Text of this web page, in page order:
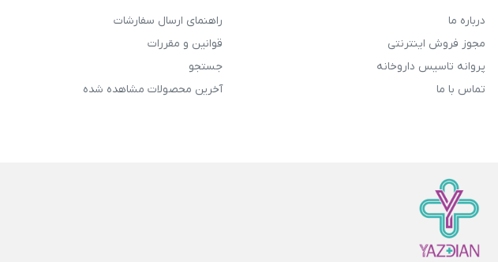
درباره ما
مجوز فروش اینترنتی
پروانه تاسیس داروخانه
تماس با ما
راهنمای ارسال سفارشات
قوانین و مقررات
جستجو
آخرین محصولات مشاهده شده